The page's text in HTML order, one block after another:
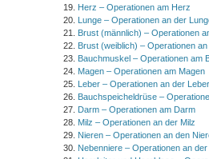
Herz – Operationen am Herz
Lunge – Operationen an der
Brust (männlich) – Operationen
Brust (weiblich) – Operationen
Bauchmuskel – Operationen am
Magen – Operationen am Magen
Leber – Operationen an der Leber
Bauchspeicheldrüse –
Darm – Operationen am Darm
Milz – Operationen an der Milz
Nieren – Operationen an den
Nebenniere – Operationen an